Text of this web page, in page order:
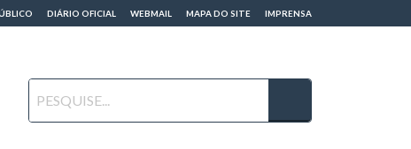
DIÁRIO OFICIAL WEBMAIL MAPA DO SITE IMPRENSA